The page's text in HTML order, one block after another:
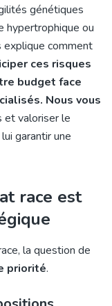
génétiques
hypertrophique ou
explique comment
ces risques
budget face
Nous vous
et valoriser le
garantir une
race est
la question de
priorité.